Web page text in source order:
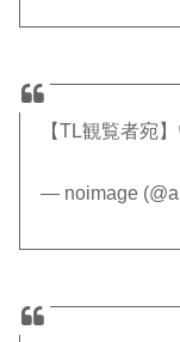
【TL観覧者宛
— noimage